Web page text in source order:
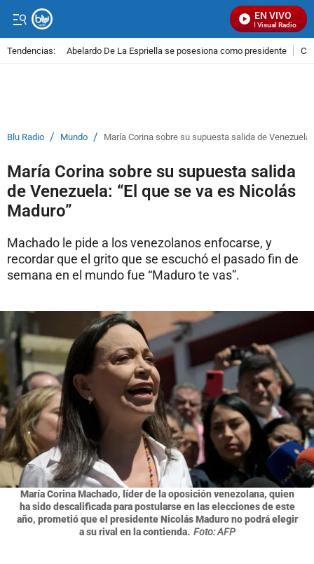
EN VIVO
Señal Visual Radio
Tendencias: Abelardo De La Espriella se posesiona como presidente
Blu Radio / Mundo / María Corina sobre su supuesta salida de
María Corina sobre su supuesta salida
de Venezuela: “El que se va es Nicolás
Maduro”
Machado le pide a los venezolanos enfocarse, y
recordar que el grito que se escuchó el pasado fin de
semana en el mundo fue “Maduro te vas”.
María Corina Machado, líder de la oposición venezolana, quien
ha sido descalificada para postularse en las elecciones de este
año, prometió que el presidente Nicolás Maduro no podrá elegir
a su rival en la contienda. Foto: AFP